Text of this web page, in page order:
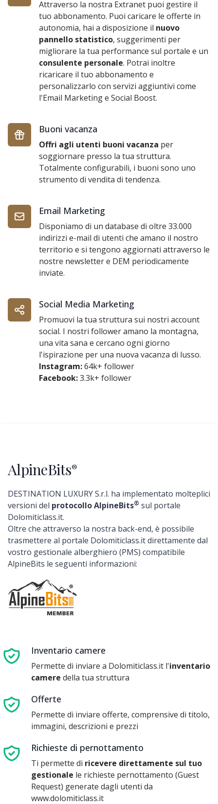
Attraverso la nostra Extranet puoi gestire il
tuo abbonamento. Puoi caricare le offerte in
autonomia, hai a disposizione il nuovo
pannello statistico, suggerimenti per
migliorare la tua performance sul portale e un
consulente personale. Potrai inoltre
ricaricare il tuo abbonamento e
personalizzarlo con servizi aggiuntivi come
l'Email Marketing e Social Boost.
Buoni vacanza
Offri agli utenti buoni vacanza per
soggiornare presso la tua struttura.
Totalmente configurabili, i buoni sono uno
strumento di vendita di tendenza.
Email Marketing
Disponiamo di un database di oltre 33.000
indirizzi e-mail di utenti che amano il nostro
territorio e si tengono aggiornati attraverso le
nostre newsletter e DEM periodicamente
inviate.
Social Media Marketing
Promuovi la tua struttura sui nostri account
social. I nostri follower amano la montagna,
una vita sana e cercano ogni giorno
l'ispirazione per una nuova vacanza di lusso.
Instagram:64k+ follower
Facebook:3.3k+ follower
AlpineBits®
DESTINATION LUXURY S.r.l. ha implementato molteplici
versioni del protocollo AlpineBits® sul portale
Dolomiticlass.it.
Oltre che attraverso la nostra back-end, è possibile
trasmettere al portale Dolomiticlass.it direttamente dal
vostro gestionale alberghiero (PMS) compatibile
AlpineBits le seguenti informazioni:
Inventario camere
Permette di inviare a Dolomiticlass.it l'inventario
camere della tua struttura
Offerte
Permette di inviare offerte, comprensive di titolo,
immagini, descrizioni e prezzi
Richieste di pernottamento
Ti permette di ricevere direttamente sul tuo
gestionale le richieste pernottamento (Guest
Request) generate dagli utenti da
www.dolomiticlass.it